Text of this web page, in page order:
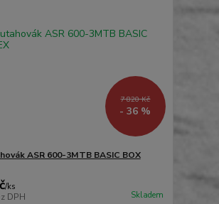
7 820 Kč
- 36 %
ASR 600-3MTB BASIC BOX
/ks
DPH Skladem